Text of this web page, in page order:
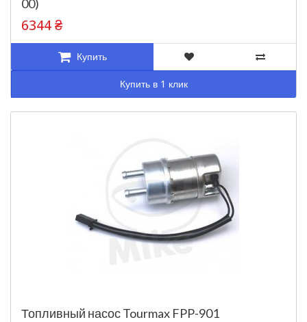
00)
6344 ₴
Купить
Купить в 1 клик
Топливный насос Tourmax FPP-901